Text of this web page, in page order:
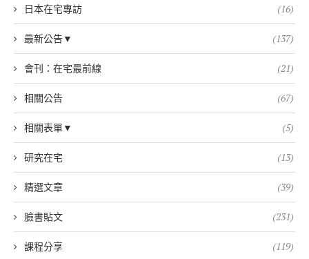
日本在宅專訪 (16)
最新公告▼ (137)
會刊：在宅最前線 (21)
相關公告 (67)
相關表單▼ (5)
研究在宅 (13)
精選文章 (39)
臉書貼文 (231)
課程分享 (119)